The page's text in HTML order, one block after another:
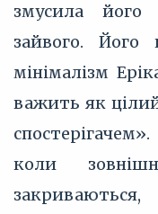
змусила його
зайвого. Його
мінімалізм
важить як
коли